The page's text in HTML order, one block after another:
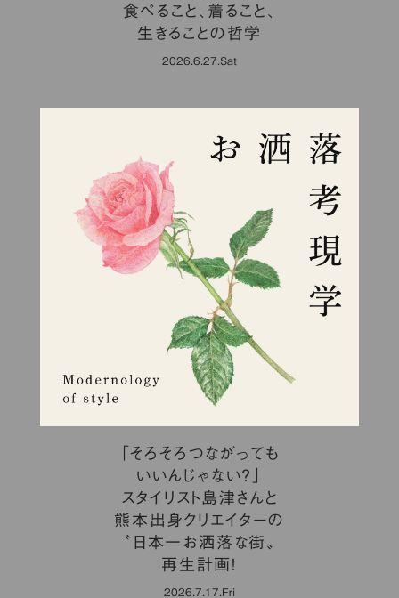
食べること、着ること、
生きることの哲学
2026.6.27.Sat
「そろそろつながっても
いいんじゃない？」
スタイリスト島津さんと
熊本出身クリエイターの
〝日本一お洒落な街〟
再生計画！
2026.7.17.Fri